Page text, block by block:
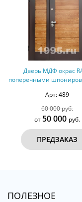
Дверь МДФ окрас RAL с
Арт: 489
60 000 руб.
50 000 руб.
ПРЕДЗАКАЗ
ПОЛЕЗНОЕ